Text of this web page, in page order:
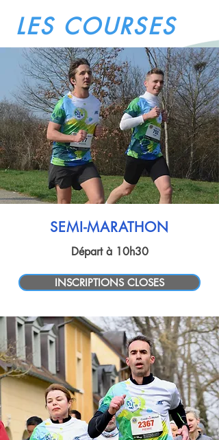
LES COURSES
SEMI-MARATHON
Départ à 10h30
INSCRIPTIONS CLOSES